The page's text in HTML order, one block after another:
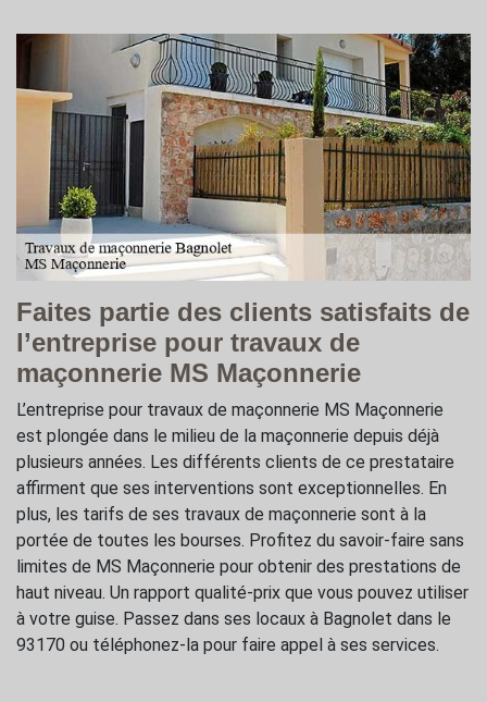
Faites partie des clients satisfaits de
l’entreprise pour travaux de
maçonnerie MS Maçonnerie
L’entreprise pour travaux de maçonnerie MS Maçonnerie
est plongée dans le milieu de la maçonnerie depuis déjà
plusieurs années. Les différents clients de ce prestataire
affirment que ses interventions sont exceptionnelles. En
plus, les tarifs de ses travaux de maçonnerie sont à la
portée de toutes les bourses. Profitez du savoir-faire sans
limites de MS Maçonnerie pour obtenir des prestations de
haut niveau. Un rapport qualité-prix que vous pouvez utiliser
à votre guise. Passez dans ses locaux à Bagnolet dans le
93170 ou téléphonez-la pour faire appel à ses services.